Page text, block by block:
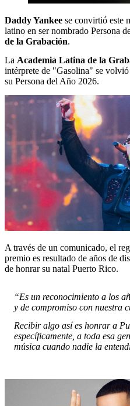
Daddy Yankee se convirtió este
latino en ser nombrado Persona
de la Grabación.
La Academia Latina de la
intérprete de "Gasolina" se
su Persona del Año 2026.
A través de un comunicado, el
premio es resultado de años de
de honrar su natal Puerto Rico.
“Es un reconocimiento a los
y de compromiso con nuestra
Recibir algo así es honrar a
específicamente, a toda esa
música cuando nadie la